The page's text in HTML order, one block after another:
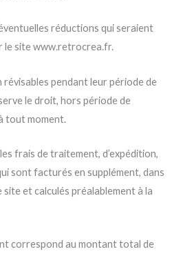
réductions qui seraient
le site www.retrocrea.fr.
pendant leur période de
le droit, hors période de
tout moment.
frais de traitement, d’expédition,
sont facturés en supplément, dans
et calculés préalablement à la
correspond au montant total de